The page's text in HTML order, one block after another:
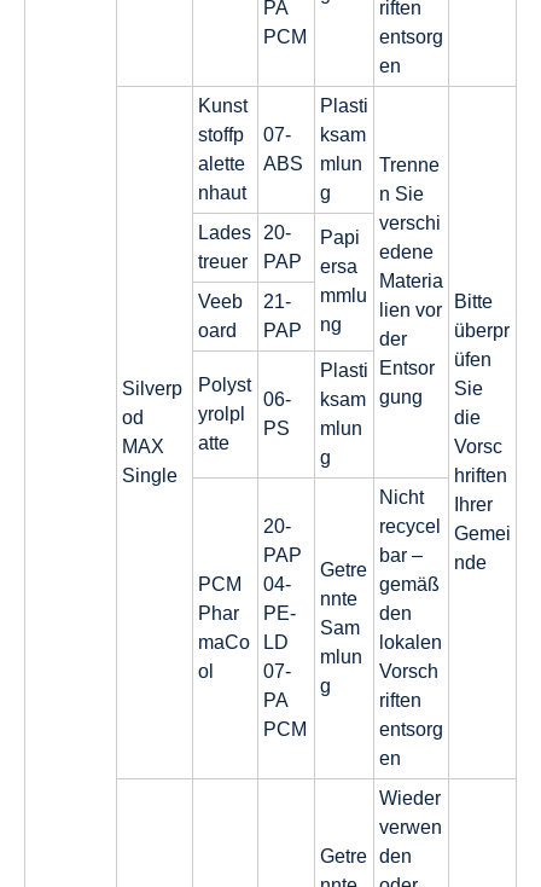
PA
PCM
riften
entsorg
en
Silverp
od
MAX
Single
Kunst
stoffp
alette
nhaut
07-
ABS
Plasti
ksam
mlun
g
Trenne
n Sie
verschi
edene
Materia
lien vor
der
Entsor
gung
Bitte
überpr
üfen
Sie
die
Vorsc
hriften
Ihrer
Gemei
nde
Lades
treuer
20-
PAP
Papi
ersa
mmlu
ng
Veeb
oard
21-
PAP
Polyst
yrolpl
atte
06-
PS
Plasti
ksam
mlun
g
PCM
Phar
maCo
ol
20-
PAP
04-
PE-
LD
07-
PA
PCM
Getre
nnte
Sam
mlun
g
Nicht
recycel
bar –
gemäß
den
lokalen
Vorsch
riften
entsorg
en
Getre
Wieder
verwen
den